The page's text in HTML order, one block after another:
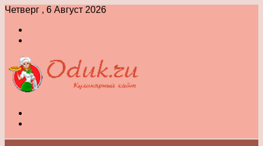
Четверг , 6 Август 2026